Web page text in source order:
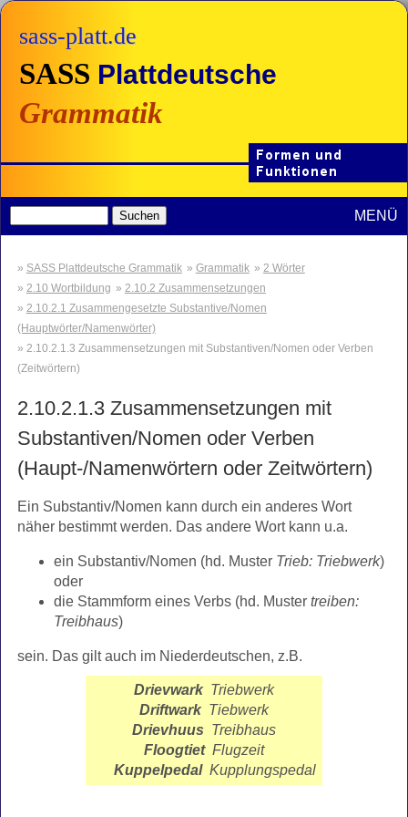
sass-platt.de
SASS Plattdeutsche
Grammatik
MENÜ
SASS Plattdeutsche Grammatik Grammatik
2 Wörter
2.10 Wortbildung
2.10.2 Zusammensetzungen
2.10.2.1 Zusammengesetzte Substantive/Nomen
(Hauptwörter/Namenwörter)
2.10.2.1.3 Zusammensetzungen mit Substantiven/Nomen oder Verben
(Zeitwörtern)
2.10.2.1.3 Zusammensetzungen mit
Substantiven/Nomen oder Verben
(Haupt-/Namenwörtern oder Zeitwörtern)
Ein Substantiv/Nomen kann durch ein anderes Wort
näher bestimmt werden. Das andere Wort kann u.a.
ein Substantiv/Nomen (hd. Muster Trieb: Triebwerk)
oder
die Stammform eines Verbs (hd. Muster treiben:
Treibhaus)
sein. Das gilt auch im Niederdeutschen, z.B.
Drievwark Triebwerk
DriftwarkTiebwerk
Drievhuus Treibhaus
FloogtietFlugzeit
KuppelpedalKupplungspedal